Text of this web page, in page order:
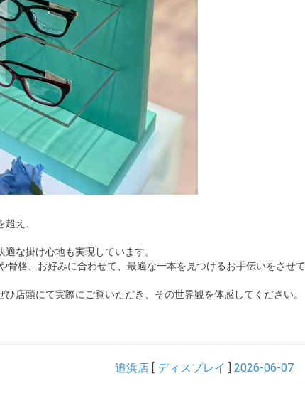
え、
な掛け心地も実現しています。
格、お好みに合わせて、最適な一本を見つけるお手伝いをさせて
店頭にて実際にご覧いただき、その世界観を体感してください。
追浜店 [ ディスプレイ ] 2026-06-07